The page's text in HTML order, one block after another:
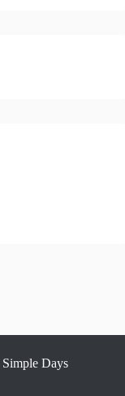
Simple Days